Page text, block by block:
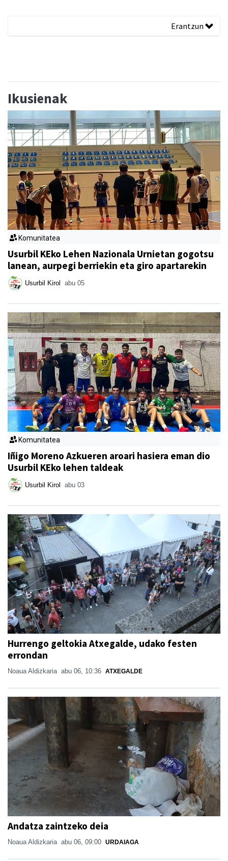
Erantzun
Ikusienak
Komunitatea
Usurbil KEko Lehen Nazionala Urnietan gogotsu
lanean, aurpegi berriekin eta giro apartarekin
Usurbil Kirol abu 05
Komunitatea
Iñigo Moreno Azkueren aroari hasiera eman dio
Usurbil KEko lehen taldeak
Usurbil Kirol abu 03
Hurrengo geltokia Atxegalde, udako festen
errondan
Noaua Aldizkaria abu 06, 10:36 ATXEGALDE
Andatza zaintzeko deia
Noaua Aldizkaria abu 06, 09:00 URDAIAGA